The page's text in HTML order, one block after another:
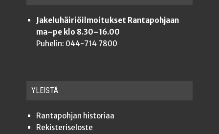
Jakeluhäiriöilmoitukset Rantapohjaan
ma–pe klo 8.30–16.00
Puhelin: 044-714 7800
YLEISTÄ
Ran­ta­poh­jan historiaa
Rekis­te­ri­se­los­te